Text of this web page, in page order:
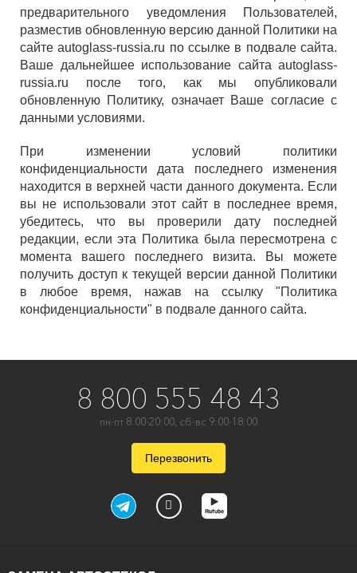
предварительного уведомления Пользователей,
разместив обновленную версию данной Политики на
сайте autoglass-russia.ru по ссылке в подвале сайта.
Ваше дальнейшее использование сайта autoglass-
russia.ru после того, как мы опубликовали
обновленную Политику, означает Ваше согласие с
данными условиями.
При изменении условий политики
конфиденциальности дата последнего изменения
находится в верхней части данного документа. Если
вы не использовали этот сайт в последнее время,
убедитесь, что вы проверили дату последней
редакции, если эта Политика была пересмотрена с
момента вашего последнего визита. Вы можете
получить доступ к текущей версии данной Политики
в любое время, нажав на ссылку "Политика
конфиденциальности" в подвале данного сайта.
8 800 555 48 43
пн-пт 8:00-20:00, сб-вс 9:00-18:00
Перезвонить